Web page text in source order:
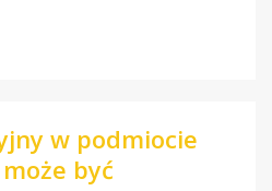
w podmiocie
być